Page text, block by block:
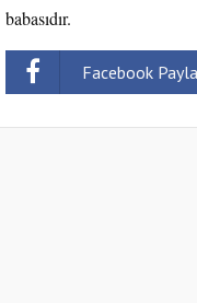
babasıdır.
Facebook